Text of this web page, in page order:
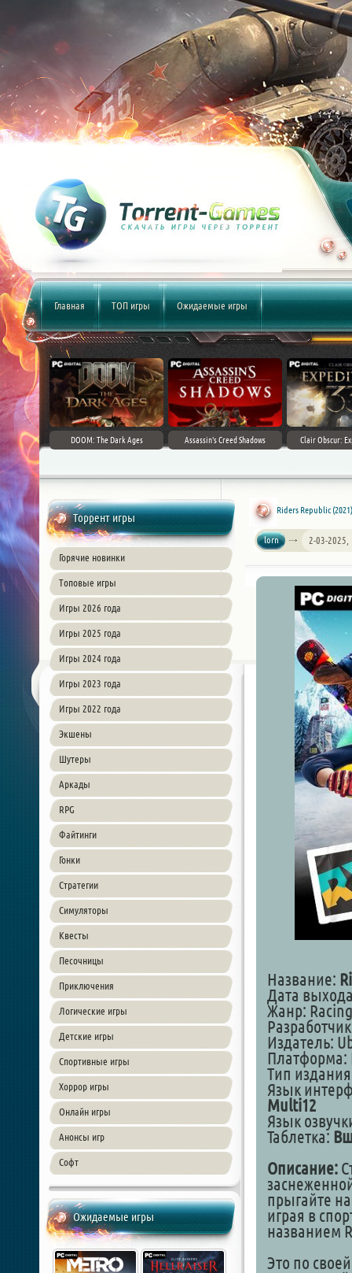
Главная ТОП игры Ожидаемые игры
DOOM: The Dark Ages Assassin's Creed Shadows Clair Obscur:
Торрент игры
Горячие новинки
Топовые игры
Игры 2026 года
Игры 2025 года
Игры 2024 года
Игры 2023 года
Игры 2022 года
Экшены
Шутеры
Аркады
RPG
Файтинги
Гонки
Стратегии
Симуляторы
Квесты
Песочницы
Приключения
Логические игры
Детские игры
Спортивные игры
Хоррор игры
Онлайн игры
Анонсы игр
Софт
Ожидаемые игры
Riders Republic
lorn 2-03-2025,
Название:
Дата
Жанр:
Издатель:
Платформа:
Тип
Язык
Multi12
Язык
Таблетка:
Описание:
прыгайте
играя в
названием
Это по